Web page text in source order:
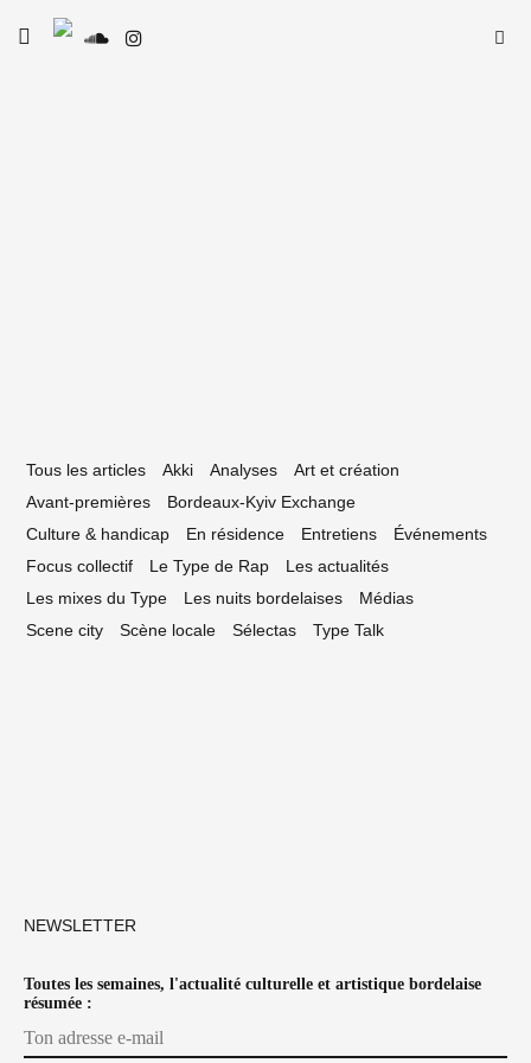
Skip
toggle
Tous les articles Akki Analyses
Art et création
Avant-premières
Bordeaux-Kyiv Exchange
Culture & handicap
En résidence Entretiens
Événements
Focus collectif
Le Type de Rap
Les actualités
Les mixes du Type
Les nuits bordelaises
Médias
Scene city
Scène locale Sélectas Type Talk
NEWSLETTER
Toutes les semaines, l'actualité culturelle et artistique bordelaise
résumée :